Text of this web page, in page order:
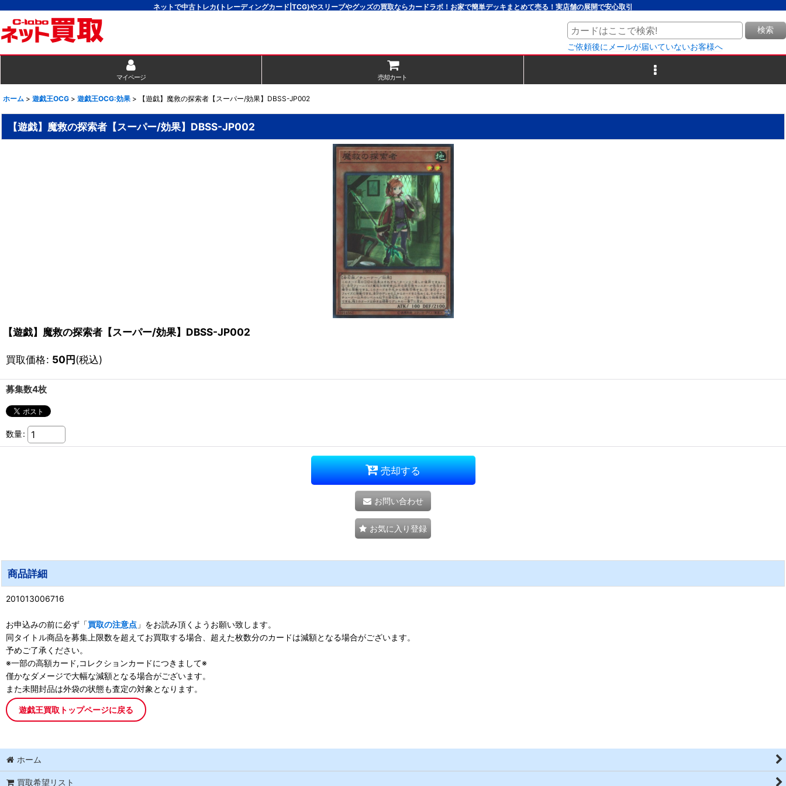
ネットで中古トレカ(トレーディングカード|TCG)やスリーブやグッズの買取ならカードラボ！お家で簡単デッキまとめて売る！実店舗の展開で安心取引
検索
ご依頼後にメールが届いていないお客様へ
マイページ 売却カート
ホーム > 遊戯王OCG > 遊戯王OCG:効果 > 【遊戯】魔救の探索者【スーパー/効果】DBSS-JP002
【遊戯】魔救の探索者【スーパー/効果】DBSS-JP002
【遊戯】魔救の探索者【スーパー/効果】DBSS-JP002
買取価格: 50円(税込)
募集数4枚
数量:
売却する
お問い合わせ
お気に入り登録
商品詳細
201013006716
お申込みの前に必ず「買取の注意点 」をお読み頂くようお願い致します。
同タイトル商品を募集上限数を超えてお買取する場合、超えた枚数分のカードは減額となる場合がございます。
予めご了承ください。
※一部の高額カード,コレクションカードにつきまして※
僅かなダメージで大幅な減額となる場合がございます。
また未開封品は外袋の状態も査定の対象となります。
遊戯王買取トップページに戻る
ホーム
買取希望リスト